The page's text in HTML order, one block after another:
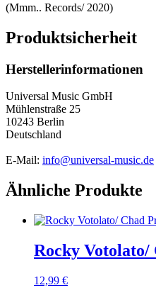
(Mmm.. Records/ 2020)
Produktsicherheit
Herstellerinformationen
Universal Music GmbH
Mühlenstraße 25
10243 Berlin
Deutschland
E-Mail: info@universal-music.de
Ähnliche Produkte
Rocky Votolato/
12,99 €